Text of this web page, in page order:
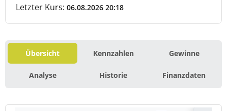
Letzter Kurs: 06.08.2026 20:18
Übersicht Kennzahlen Gewinne
Analyse Historie Finanzdaten